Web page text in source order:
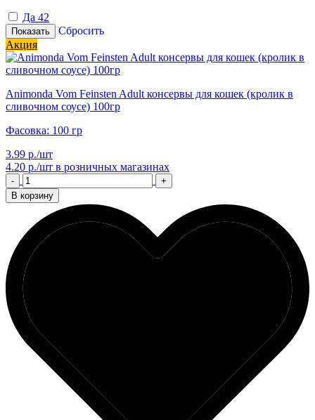
Да 42
Показать
Сбросить
Акция
Animonda Vom Feinsten Adult консервы для кошек (кролик в
сливочном соусе) 100гр
Фасовка: 100 гр
3.99 р./шт
4.20 р./шт в розничных магазинах
-
+
В корзину